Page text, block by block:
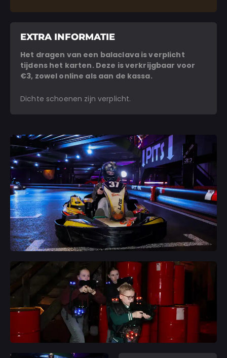
EXTRA INFORMATIE
Het dragen van een balaclava is verplicht
tijdens het karten. Deze is verkrijgbaar voor
€3, zowel online als aan de kassa.
Dichte schoenen zijn verplicht.